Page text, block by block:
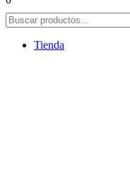
Tienda